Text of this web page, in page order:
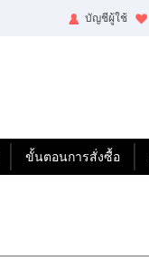
บัญชีผู้ใช้
ขั้นตอนการสั่งซื้อ